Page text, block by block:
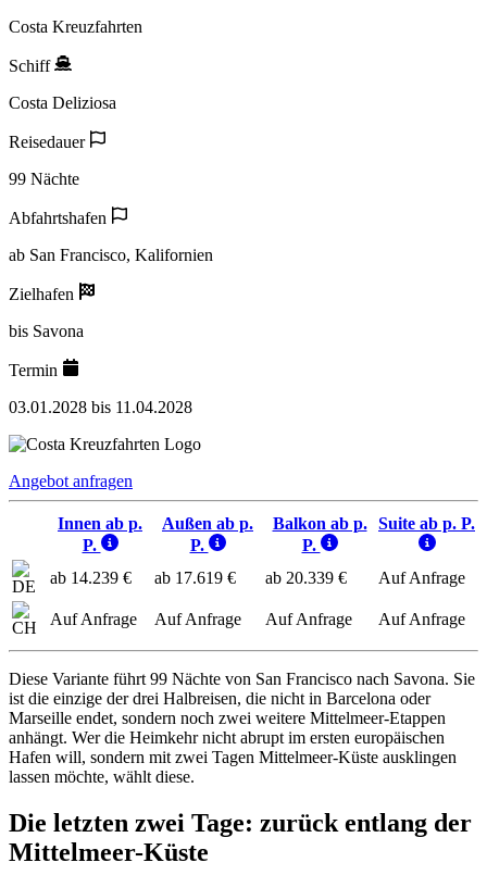
Costa Kreuzfahrten
Schiff
Costa Deliziosa
Reisedauer
99 Nächte
Abfahrtshafen
ab San Francisco, Kalifornien
Zielhafen
bis Savona
Termin
03.01.2028 bis 11.04.2028
Angebot anfragen
Innen ab p.
P.
Außen ab p.
P.
Balkon ab p.
P.
Suite ab p. P.
ab 14.239 € ab 17.619 € ab 20.339 € Auf Anfrage
Auf Anfrage Auf Anfrage Auf Anfrage Auf Anfrage
Diese Variante führt 99 Nächte von San Francisco nach Savona. Sie
ist die einzige der drei Halbreisen, die nicht in Barcelona oder
Marseille endet, sondern noch zwei weitere Mittelmeer-Etappen
anhängt. Wer die Heimkehr nicht abrupt im ersten europäischen
Hafen will, sondern mit zwei Tagen Mittelmeer-Küste ausklingen
lassen möchte, wählt diese.
Die letzten zwei Tage: zurück entlang der
Mittelmeer-Küste